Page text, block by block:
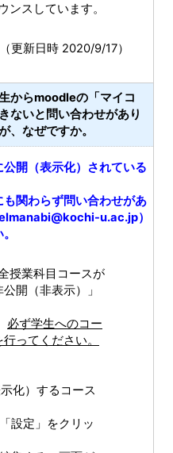
ンスしています。
（更新日時 2020/9/17）
からmoodleの「マイコ
ないと問い合わせがあり
、なぜですか。
開（表示化）されている
関わらず問い合わせがあ
u.ac.jp）
授業科目コースが
開（非表示）」
必ず学生へのコー
ってください。
化）するコース
設定」をクリッ